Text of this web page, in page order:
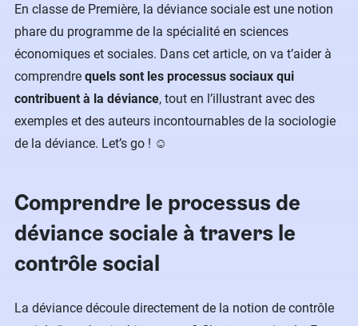
En classe de Première, la déviance sociale est une notion
phare du programme de la spécialité en sciences
économiques et sociales. Dans cet article, on va t’aider à
comprendre quels sont les processus sociaux qui
contribuent à la déviance, tout en l’illustrant avec des
exemples et des auteurs incontournables de la sociologie
de la déviance. Let’s go ! ☺️
Comprendre le processus de
déviance sociale à travers le
contrôle social
La déviance découle directement de la notion de contrôle